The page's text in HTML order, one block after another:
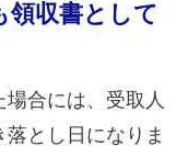
領収書として
合には、受取人
とし日になりま